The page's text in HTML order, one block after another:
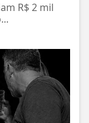
R$ 2 mil